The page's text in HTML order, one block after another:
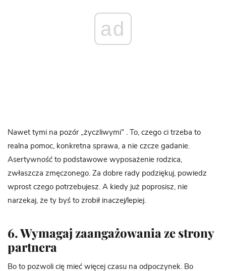
ad
Nawet tymi na pozór „życzliwymi” . To, czego ci trzeba to
realna pomoc, konkretna sprawa, a nie czcze gadanie.
Asertywność to podstawowe wyposażenie rodzica,
zwłaszcza zmęczonego. Za dobre rady podziękuj, powiedz
wprost czego potrzebujesz. A kiedy już poprosisz, nie
narzekaj, że ty byś to zrobił inaczej/lepiej.
6. Wymagaj zaangażowania ze strony
partnera
Bo to pozwoli cię mieć więcej czasu na odpoczynek. Bo